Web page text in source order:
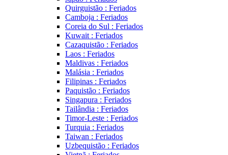
Quirguistão : Feriados
Camboja : Feriados
Coreia do Sul : Feriados
Kuwait : Feriados
Cazaquistão : Feriados
Laos : Feriados
Maldivas : Feriados
Malásia : Feriados
Filipinas : Feriados
Paquistão : Feriados
Singapura : Feriados
Tailândia : Feriados
Timor-Leste : Feriados
Turquia : Feriados
Taiwan : Feriados
Uzbequistão : Feriados